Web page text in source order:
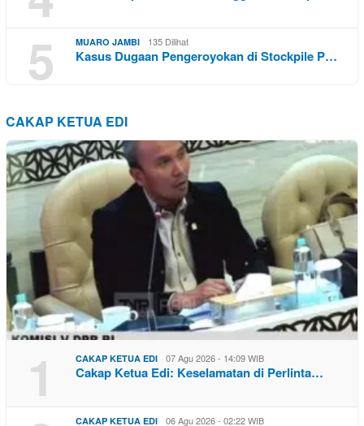
5 MUARO JAMBI 135 Dilihat
Kasus Dugaan Pengeroyokan di Stockpile P…
CAKAP KETUA EDI
1 CAKAP KETUA EDI 07 Agu 2026 - 14:09 WIB
Cakap Ketua Edi: Keselamatan di Perlinta…
CAKAP KETUA EDI 06 Agu 2026 - 02:22 WIB